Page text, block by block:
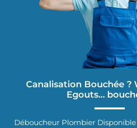
Canalisation Bouchée ?
Egouts…
Déboucheur Plombier